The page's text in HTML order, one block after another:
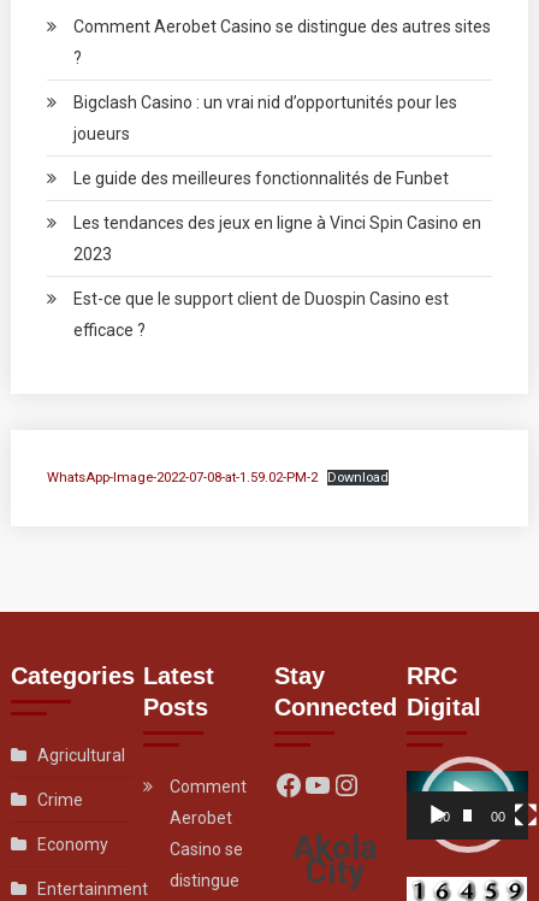
Comment Aerobet Casino se distingue des autres sites
?
Bigclash Casino : un vrai nid d’opportunités pour les
joueurs
Le guide des meilleures fonctionnalités de Funbet
Les tendances des jeux en ligne à Vinci Spin Casino en
2023
Est-ce que le support client de Duospin Casino est
efficace ?
WhatsApp-Image-2022-07-08-at-1.59.02-PM-2 Download
Categories
Agricultural
Crime
Economy
Entertainment
Latest
Posts
Comment
Aerobet
Casino se
distingue
Stay
Connected
Facebook
YouTube
Instagram
Akola
City
RRC
Digital
Video
Player00:00 00:07